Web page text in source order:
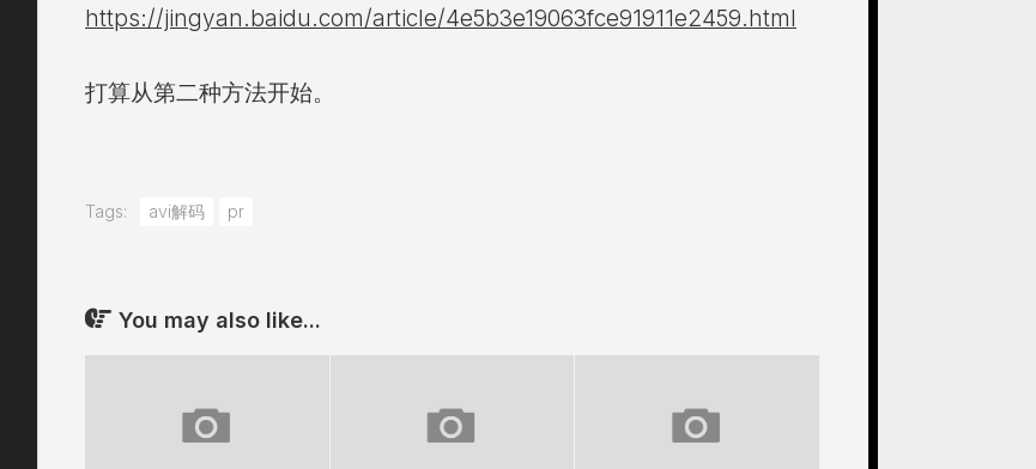
https://jingyan.baidu.com/article/4e5b3e19063fce91911e2459.html
打算从第二种方法开始。
Tags: avi解码 pr
You may also like...